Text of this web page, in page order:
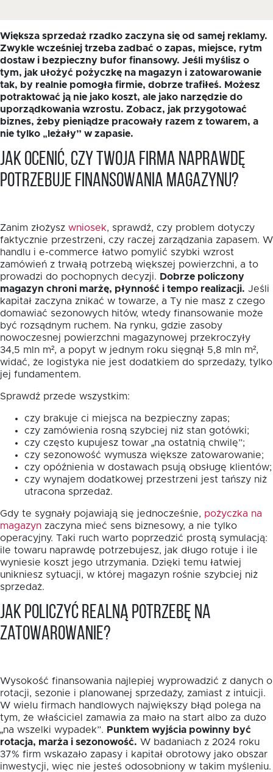
Większa sprzedaż rzadko zaczyna się od samej reklamy.
Zwykle wcześniej trzeba zadbać o zapas, miejsce, rytm
dostaw i bezpieczny bufor finansowy. Jeśli myślisz o
tym, jak ułożyć pożyczkę na magazyn i zatowarowanie
tak, by realnie pomogła firmie, dobrze trafiłeś. Możesz
potraktować ją nie jako koszt, ale jako narzędzie do
uporządkowania wzrostu. Zobacz, jak przygotować
biznes, żeby pieniądze pracowały razem z towarem, a
nie tylko „leżały” w zapasie.
Jak ocenić, czy Twoja firma naprawdę
potrzebuje finansowania magazynu?
Zanim złożysz wniosek, sprawdź, czy problem dotyczy
faktycznie przestrzeni, czy raczej zarządzania zapasem. W
handlu i e-commerce łatwo pomylić szybki wzrost
zamówień z trwałą potrzebą większej powierzchni, a to
prowadzi do pochopnych decyzji. Dobrze policzony
magazyn chroni marżę, płynność i tempo realizacji. Jeśli
kapitał zaczyna znikać w towarze, a Ty nie masz z czego
domawiać sezonowych hitów, wtedy finansowanie może
być rozsądnym ruchem. Na rynku, gdzie zasoby
nowoczesnej powierzchni magazynowej przekroczyły
34,5 mln m², a popyt w jednym roku sięgnął 5,8 mln m²,
widać, że logistyka nie jest dodatkiem do sprzedaży, tylko
jej fundamentem.
Sprawdź przede wszystkim:
czy brakuje ci miejsca na bezpieczny zapas;
czy zamówienia rosną szybciej niż stan gotówki;
czy często kupujesz towar „na ostatnią chwilę”;
czy sezonowość wymusza większe zatowarowanie;
czy opóźnienia w dostawach psują obsługę klientów;
czy wynajem dodatkowej przestrzeni jest tańszy niż
utracona sprzedaż.
Gdy te sygnały pojawiają się jednocześnie, pożyczka na
magazyn zaczyna mieć sens biznesowy, a nie tylko
operacyjny. Taki ruch warto poprzedzić prostą symulacją:
ile towaru naprawdę potrzebujesz, jak długo rotuje i ile
wyniesie koszt jego utrzymania. Dzięki temu łatwiej
unikniesz sytuacji, w której magazyn rośnie szybciej niż
sprzedaż.
Jak policzyć realną potrzebę na
zatowarowanie?
Wysokość finansowania najlepiej wyprowadzić z danych o
rotacji, sezonie i planowanej sprzedaży, zamiast z intuicji.
W wielu firmach handlowych największy błąd polega na
tym, że właściciel zamawia za mało na start albo za dużo
„na wszelki wypadek”. Punktem wyjścia powinny być
rotacja, marża i sezonowość. W badaniach z 2024 roku
37% firm wskazało zapasy i kapitał obrotowy jako obszar
inwestycji, więc nie jesteś odosobniony w takim myśleniu.